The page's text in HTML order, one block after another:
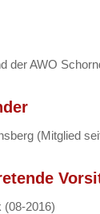
der AWO
(Mitglied
(08-2016)